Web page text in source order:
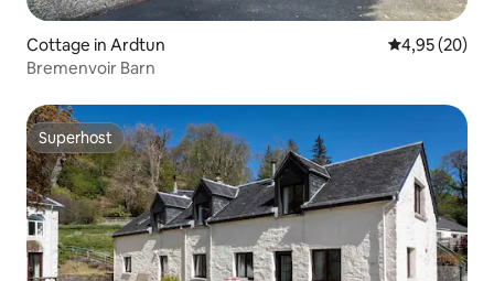
Cottage in Ardtun
4,95 (20)
Bremenvoir Barn
Superhost
Superhost